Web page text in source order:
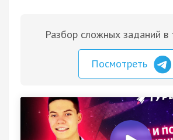
Разбор сложных заданий в
Посмотреть